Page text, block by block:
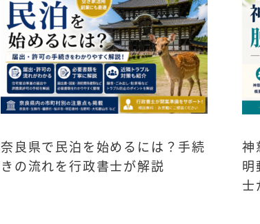
奈良県で民泊を始めるには？手続
きの流れを行政書士が解説
神
明
士